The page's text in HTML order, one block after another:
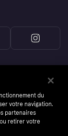
du
votre navigation.
partenaires
retirer votre